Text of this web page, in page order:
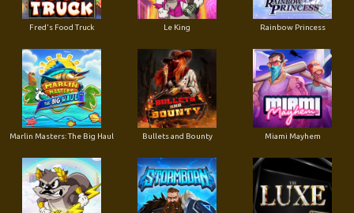
Fred's Food Truck Le King Rainbow Princess
Marlin Masters: The Big Haul Bullets and Bounty Miami Mayhem